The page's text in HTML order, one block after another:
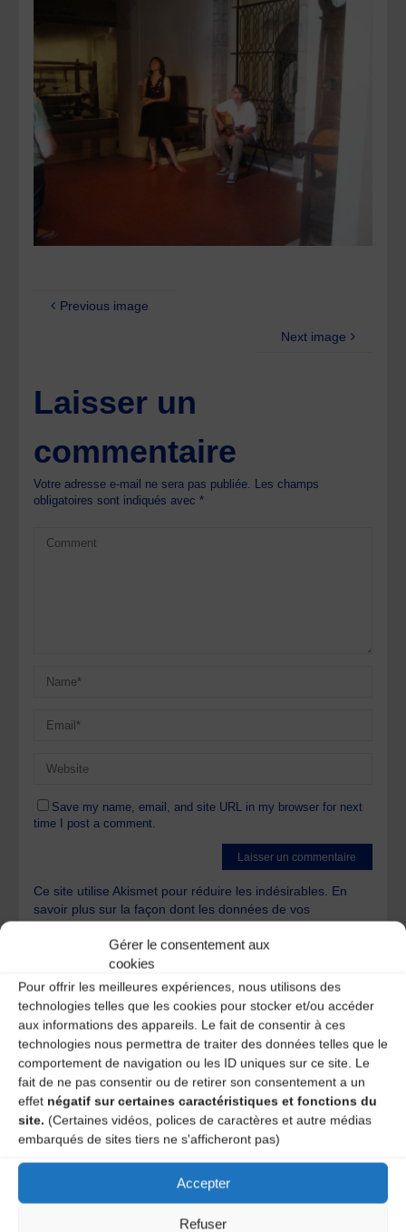
Gérer le consentement aux
cookies
Pour offrir les meilleures expériences, nous utilisons des
technologies telles que les cookies pour stocker et/ou accéder
aux informations des appareils. Le fait de consentir à ces
technologies nous permettra de traiter des données telles que le
comportement de navigation ou les ID uniques sur ce site. Le
fait de ne pas consentir ou de retirer son consentement a un
effet négatif sur certaines caractéristiques et fonctions du
site. (Certaines vidéos, polices de caractères et autre médias
embarqués de sites tiers ne s'afficheront pas)
Accepter
Refuser
Previous image
Next image
Laisser un
commentaire
Votre adresse e-mail ne sera pas publiée. Les champs
obligatoires sont indiqués avec*
Save my name, email, and site URL in my browser for next
time I post a comment.
Ce site utilise Akismet pour réduire les indésirables. En
savoir plus sur la façon dont les données de vos
A DECOUVRIR :